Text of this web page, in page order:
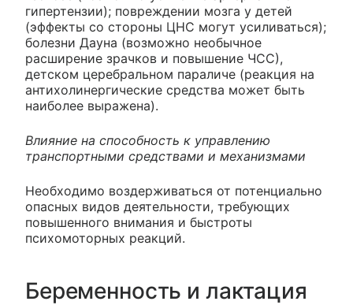
гипертензии); повреждении мозга у детей
(эффекты со стороны ЦНС могут усиливаться);
болезни Дауна (возможно необычное
расширение зрачков и повышение ЧСС),
детском церебральном параличе (реакция на
антихолинергические средства может быть
наиболее выражена).
Влияние на способность к управлению
транспортными средствами и механизмами
Необходимо воздерживаться от потенциально
опасных видов деятельности, требующих
повышенного внимания и быстроты
психомоторных реакций.
Беременность и лактация